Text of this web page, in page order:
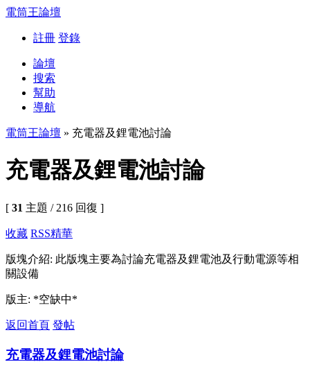
電筒王論壇
註冊 登錄
論壇
搜索
幫助
導航
電筒王論壇 » 充電器及鋰電池討論
充電器及鋰電池討論
[ 31 主題 / 216 回復 ]
收藏 RSS精華
版塊介紹: 此版塊主要為討論充電器及鋰電池及行動電源等相
關設備
版主: *空缺中*
返回首頁 發帖
充電器及鋰電池討論